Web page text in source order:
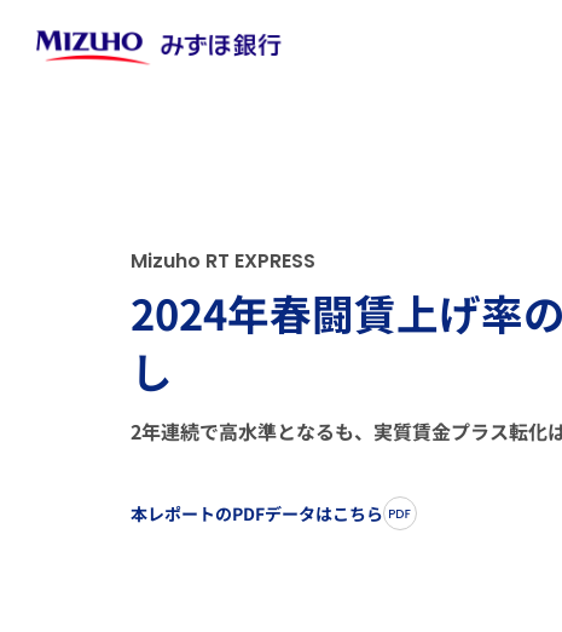
Mizuho RT EXPRESS
2024年春闘賃上げ率
し
2年連続で高水準となるも、実質賃金プラス転化
本レポートのPDFデータはこちら